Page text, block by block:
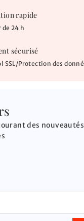
rapide
24 h
sécurisé
SSL/Protection des
des